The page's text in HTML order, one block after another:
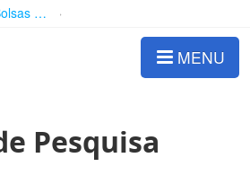
Bolsas e Auxílios Vigentes
MENU
Pesquisa